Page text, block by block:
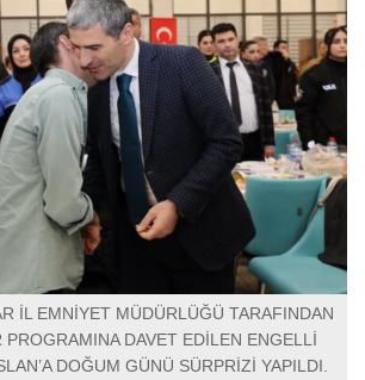
İL EMNİYET MÜDÜRLÜĞÜ TARAFINDAN
PROGRAMINA DAVET EDİLEN ENGELLİ
DOĞUM GÜNÜ SÜRPRİZİ YAPILDI.